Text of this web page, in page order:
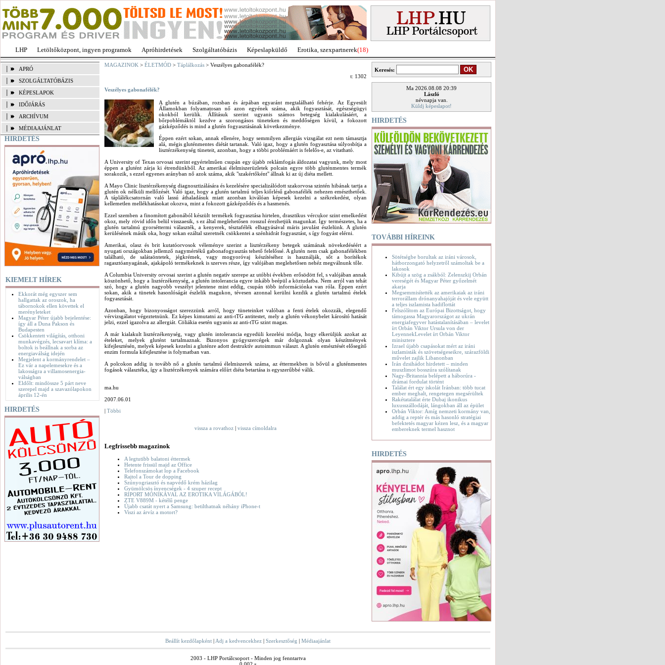
LHP Letöltőközpont, ingyen programok Apróhirdetések Szolgáltatóbázis Képeslapküldő Erotika, szexpartnerek(18)
APRÓ
SZOLGÁLTATÓBÁZIS
KÉPESLAPOK
IDŐJÁRÁS
ARCHÍVUM
MÉDIAAJÁNLAT
HIRDETÉS
KIEMELT HÍREK
Ekkorát még egyszer sem
hallgattak az oroszok, ha
tábornokok ellen követtek el
merényleteket
Magyar Péter újabb bejelentése:
így áll a Duna Pakson és
Budapesten
Csökkentett világítás, otthoni
munkavégzés, lecsavart klíma: a
boltok is beállnak a sorba az
energiaválság idején
Megjelent a kormányrendelet –
Ez vár a napelemesekre és a
lakosságra a villamosenergia-
válságban
Eldőlt: mindössze 5 párt neve
szerepel majd a szavazólapokon
április 12-én
HIRDETÉS
MAGAZINOK > ÉLETMÓD > Táplálkozás > Veszélyes gabonafélék?
t: 1302
Veszélyes gabonafélék?
A glutén a búzában, rozsban és árpában egyaránt megtalálható fehérje. Az Egyesült
Államokban folyamatosan nő azon egyének száma, akik fogyasztását, egészségügyi
okokból kerülik. Állításuk szerint ugyanis számos betegség kialakulásáért, a
bőrpoblémáktól kezdve a szorongásos tüneteken és meddőségen kívül, a fokozott
gázképződés is mind a glutén fogyasztásának következménye.
Éppen ezért sokan, annak ellenére, hogy semmilyen allergiás vizsgálat ezt nem támasztja
alá, mégis gluténmentes diétát tartanak. Való igaz, hogy a glutén fogyasztása súlyosbítja a
lisztérzékenység tüneteit, azonban, hogy a többi problémáért is felelős-e, az vitatható.
A University of Texas orvosai szerint egyértelműen csupán egy újabb reklámfogás áldozatai vagyunk, mely most
éppen a glutént zárja ki étrendünkből. Az amerikai élelmiszerüzletek polcain egyre több gluténmentes termék
sorakozik, s ezzel egyenes arányban nő azok száma, akik "szakértőként" állnak ki az új diéta mellett.
A Mayo Clinic lisztérzékenység diagnosztizálására és kezelésére specializálódott szakorvosa szintén hibának tartja a
glutén ok nélküli mellőzését. Való igaz, hogy a glutén tartalmú teljes kiőrlésű gabonafélék nehezen emészthetőek.
A táplálékcsatornán való lassú áthaladásuk miatt azonban kiválóan képesek kezelni a székrekedést, olyan
kellemetlen mellékhatásokat okozva, mint a fokozott gázképződés és a hasmenés.
Ezzel szemben a finomított gabonából készült termékek fogyasztása hirtelen, drasztikus vércukor szint emelkedést
okoz, mely rövid időn belül visszaesik, s ez által meglehetősen rosszul érezhetjük magunkat. Így természetes, ha a
glutén tartalmú gyorséttermi választék, a kenyerek, tésztafélék elhagyásával máris javulást észlelünk. A glutén
kerülésének másik oka, hogy sokan ezáltal szeretnék csökkentei a szénhidrát fogyasztást, s így fogyást elérni.
Amerikai, olasz és brit kutatóorvosok véleménye szerint a lisztérzékeny betegek számának növekedéséért a
nyugati országokban jellemző nagymértékű gabonafogyasztás tehető felelőssé. A glutén nem csak gabonafélékben
található, de salátaöntetek, jégkrémek, vagy mogyoróvaj készítéséhez is használják, sőt a borítékok
ragasztóanyagának, ajakápoló termékeknek is szerves része, így valójában meglehetősen nehéz megválnunk tőle.
A Columbia University orvosai szerint a glutén negatív szerepe az utóbbi években erősödött fel, s valójában annak
köszönhető, hogy a lisztérzékenység, a glutén intolerancia egyre inkább beépül a köztudatba. Nem arról van tehát
szó, hogy a glutén nagyobb veszélyt jelentene mint eddig, csupán több információnka van róla. Éppen ezért
sokan, akik a tünetek hasonlóságát észlelik magukon, tévesen azonnal kerülni kezdik a glutén tartalmú ételek
fogyasztását.
Azonban, hogy bizonyosságot szerezzünk arról, hogy tüneteinket valóban a fenti ételek okozzák, elegendő
vérvizsgálatot végeztetnünk. Ez képes kimutatni az anti-tTG antitestet, mely a glutén vékonybelet károsító hatását
jelzi, ezzel igazolva az allergiát. Cöliákia esetén ugyanis az anti-tTG szint magas.
A már kialakult lisztérzékenység, vagy glutén intolerancia egyedüli kezelési módja, hogy elkerüljük azokat az
ételeket, melyek glutént tartalmaznak. Bizonyos gyógyszercégek már dolgoznak olyan készítmények
kifejlesztésén, melyek képesek kezelni a gluténre adott destruktív autoimmun választ. A glutén emésztését elősegítő
enzim formula kifejlesztése is folymatban van.
A polcokon addig is tovább nő a glutén tartalmú élelmiszerek száma, az éttermekben is bővül a gluténmentes
fogások választéka, így a lisztérzékenyek számára előírt diéta betartása is egyszerűbbé válik.
ma.hu
2007.06.01
Többi
vissza a rovathoz vissza címoldalra
Legfrissebb magazinok
A legtutibb balatoni éttermek
Hetente frissül majd az Office
Telefonszámokat lop a Facebook
Rajtol a Tour de dopping
Szúnyogriasztó és napvédő krém házilag
Gyümölcsös ínyencségek - 4 szuper recept
RIPORT MÓNIKÁVAL AZ EROTIKA VILÁGÁBÓL!
ZTE V889M - kétélű penge
Újabb csatát nyert a Samsung: betilthatnak néhány iPhone-t
Viszi az árvíz a motort?
Keresés:
Ma 2026.08.08 20:39
László
névnapja van.
Küldj képeslapot!
HIRDETÉS
TOVÁBBI HÍREINK
Sötétségbe borultak az iráni városok,
hátborzongató helyzetről számoltak be a
lakosok
Kibújt a szög a zsákból: Zelenszkij Orbán
vereségét és Magyar Péter győzelmét
akarja
Megsemmisítették az amerikaiak az iráni
terrorállam drónanyahajóját és vele együtt
a teljes iszlamista hadiflottát
Felszólítom az Európai Bizottságot, hogy
támogassa Magyarországot az ukrán
energiafegyver hatástalanításában – levelet
írt Orbán Viktor Ursula von der
LeyennekLevelet írt Orbán Viktor
minisztere
Izrael újabb csapásokat mért az iráni
iszlamisták és szövetségeseikre, szárazföldi
művelet zajlik Libanonban
Irán dzsihádot hirdetett – minden
muszlimot bosszúra szólítanak
Nagy-Britannia belépett a háborúra -
drámai fordulat történt
Találat ért egy iskolát Iránban: több tucat
ember meghalt, rengetegen megsérültek
Rakétatalálat érte Dubaj ikonikus
luxusszállodáját, lángokban áll az épület
Orbán Viktor: Amíg nemzeti kormány van,
addig a reptér és más hasonló stratégiai
befektetés magyar kézen lesz, és a magyar
embereknek termel hasznot
HIRDETÉS
Beállít kezdőlapként | Adj a kedvencekhez | Szerkesztőség | Médiaajánlat
2003 - LHP Portálcsoport - Minden jog fenntartva